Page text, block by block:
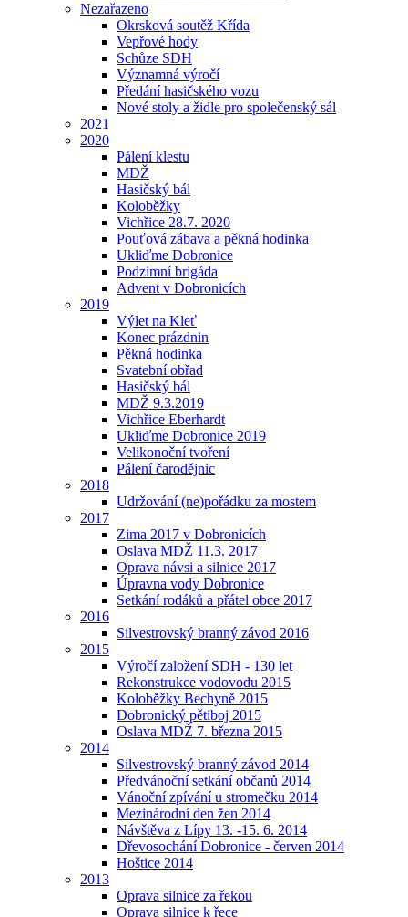
Nezařazeno
Okrsková soutěž Křída
Vepřové hody
Schůze SDH
Významná výročí
Předání hasičského vozu
Nové stoly a židle pro společenský sál
2021
2020
Pálení klestu
MDŽ
Hasičský bál
Koloběžky
Vichřice 28.7. 2020
Pouťová zábava a pěkná hodinka
Ukliďme Dobronice
Podzimní brigáda
Advent v Dobronicích
2019
Výlet na Kleť
Konec prázdnin
Pěkná hodinka
Svatební obřad
Hasičský bál
MDŽ 9.3.2019
Vichřice Eberhardt
Ukliďme Dobronice 2019
Velikonoční tvoření
Pálení čarodějnic
2018
Udržování (ne)pořádku za mostem
2017
Zima 2017 v Dobronicích
Oslava MDŽ 11.3. 2017
Oprava návsi a silnice 2017
Úpravna vody Dobronice
Setkání rodáků a přátel obce 2017
2016
Silvestrovský branný závod 2016
2015
Výročí založení SDH - 130 let
Rekonstrukce vodovodu 2015
Koloběžky Bechyně 2015
Dobronický pětiboj 2015
Oslava MDŽ 7. března 2015
2014
Silvestrovský branný závod 2014
Předvánoční setkání občanů 2014
Vánoční zpívání u stromečku 2014
Mezinárodní den žen 2014
Návštěva z Lípy 13. -15. 6. 2014
Dřevosochání Dobronice - červen 2014
Hoštice 2014
2013
Oprava silnice za řekou
Oprava silnice k řece